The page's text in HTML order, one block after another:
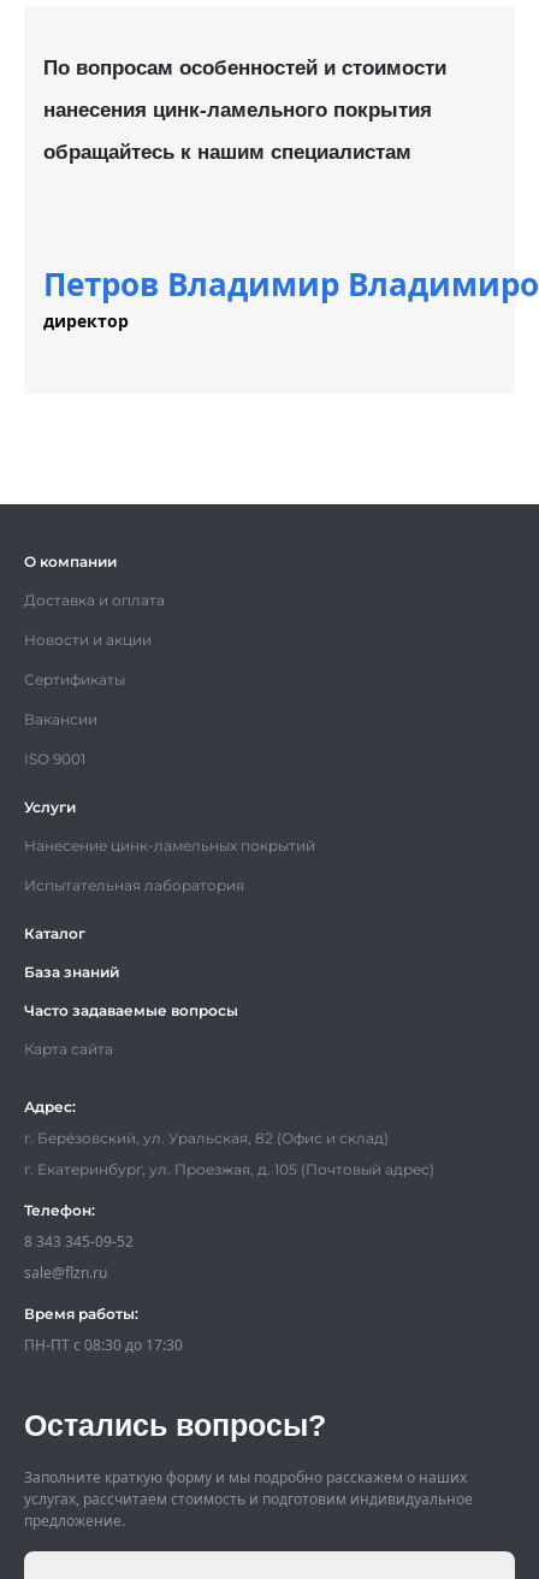
По вопросам особенностей и стоимости
нанесения цинк-ламельного покрытия
обращайтесь к нашим специалистам
Петров Владимир
директор
О компании
Доставка и оплата
Новости и акции
Сертификаты
Вакансии
ISO 9001
Услуги
Нанесение цинк-ламельных покрытий
Испытательная лаборатория
Каталог
База знаний
Часто задаваемые вопросы
Карта сайта
Адрес:
г. Берёзовский, ул. Уральская, 82 (Офис и склад)
г. Екатеринбург, ул. Проезжая, д. 105 (Почтовый адрес)
Телефон:
8 343 345-09-52
sale@flzn.ru
Время работы:
ПН-ПТ с 08:30 до 17:30
Остались вопросы?
Заполните краткую форму и мы подробно расскажем о наших
услугах, рассчитаем стоимость и подготовим индивидуальное
предложение.